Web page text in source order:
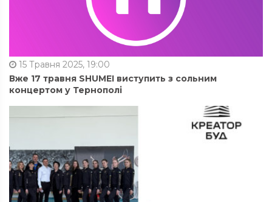
15 Травня 2025, 19:00
Вже 17 травня SHUMEI виступить з сольним
концертом у Тернополі